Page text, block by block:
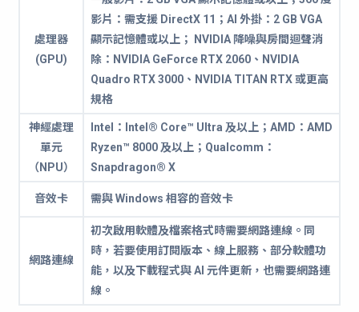
處理器
(GPU)
影片：需支援 DirectX 11；AI 外掛：2 GB VGA
顯示記憶體或以上； NVIDIA 降噪與房間迴聲消
除：NVIDIA GeForce RTX 2060、NVIDIA
Quadro RTX 3000、NVIDIA TITAN RTX 或更高
規格
神經處理
單元
（NPU）
Intel：Intel® Core™ Ultra 及以上；AMD：AMD
Ryzen™ 8000 及以上；Qualcomm：
Snapdragon® X
音效卡 需與 Windows 相容的音效卡
網路連線
初次啟用軟體及檔案格式時需要網路連線。同
時，若要使用訂閱版本、線上服務、部分軟體功
能，以及下載程式與 AI 元件更新，也需要網路連
線。